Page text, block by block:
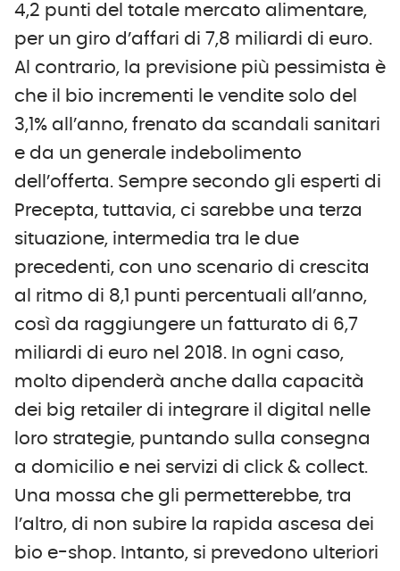
4,2 punti del totale mercato alimentare,
per un giro d’affari di 7,8 miliardi di euro.
Al contrario, la previsione più pessimista è
che il bio incrementi le vendite solo del
3,1% all’anno, frenato da scandali sanitari
e da un generale indebolimento
dell’offerta. Sempre secondo gli esperti di
Precepta, tuttavia, ci sarebbe una terza
situazione, intermedia tra le due
precedenti, con uno scenario di crescita
al ritmo di 8,1 punti percentuali all’anno,
così da raggiungere un fatturato di 6,7
miliardi di euro nel 2018. In ogni caso,
molto dipenderà anche dalla capacità
dei big retailer di integrare il digital nelle
loro strategie, puntando sulla consegna
a domicilio e nei servizi di click & collect.
Una mossa che gli permetterebbe, tra
l’altro, di non subire la rapida ascesa dei
bio e-shop. Intanto, si prevedono ulteriori